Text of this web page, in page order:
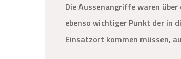
Die Aussenangriffe waren
ebenso wichtiger Punkt der in
Einsatzort kommen müssen,